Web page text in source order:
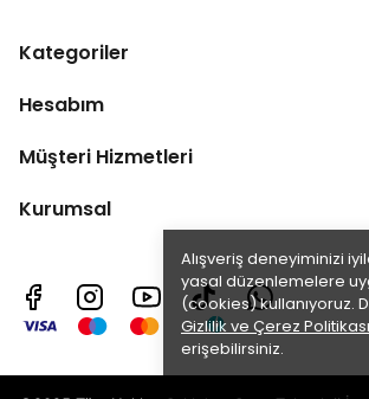
Alışveriş deneyiminizi
yasal düzenlemelere
(cookies) kullanıyoruz.
Gizlilik ve Çerez Politikası
erişebilirsiniz.
Kategoriler
Hesabım
Müşteri Hizmetleri
Kurumsal